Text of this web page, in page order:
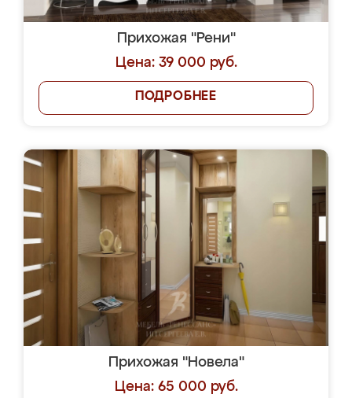
Прихожая "Рени"
Цена: 39 000 руб.
ПОДРОБНЕЕ
Прихожая "Новела"
Цена: 65 000 руб.